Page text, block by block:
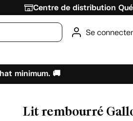
Centre de distribution
Se connecter
minimum. 🚚
Lit rembourré